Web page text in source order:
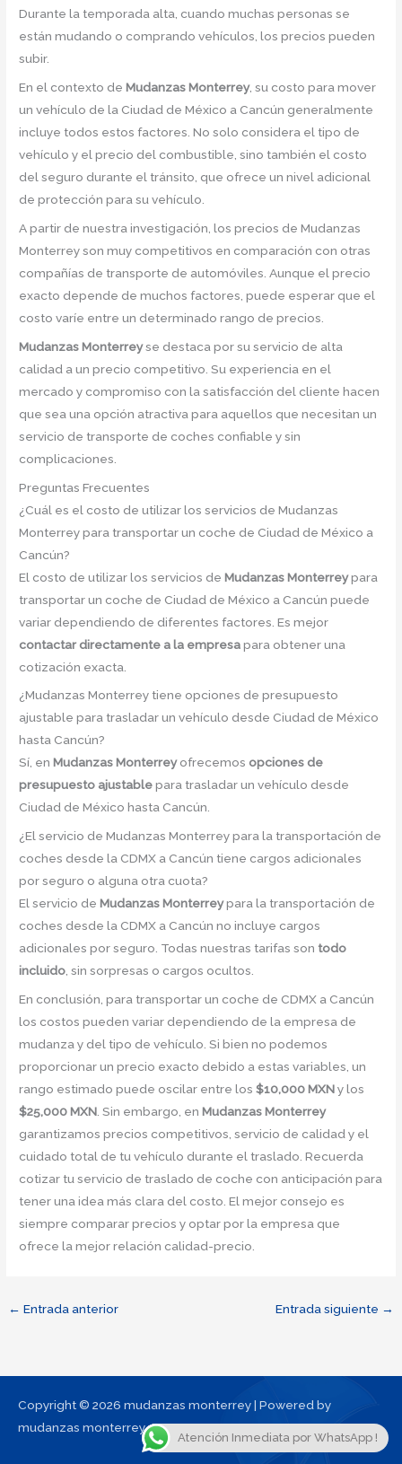
Durante la temporada alta, cuando muchas personas se
están mudando o comprando vehículos, los precios pueden
subir.
En el contexto deMudanzas Monterrey, su costo para mover
un vehículo de la Ciudad de México a Cancún generalmente
incluye todos estos factores. No solo considera el tipo de
vehículo y el precio del combustible, sino también el costo
del seguro durante el tránsito, que ofrece un nivel adicional
de protección para su vehículo.
A partir de nuestra investigación, los precios de Mudanzas
Monterrey son muy competitivos en comparación con otras
compañías de transporte de automóviles. Aunque el precio
exacto depende de muchos factores, puede esperar que el
costo varíe entre un determinado rango de precios.
Mudanzas Monterreyse destaca por su servicio de alta
calidad a un precio competitivo. Su experiencia en el
mercado y compromiso con la satisfacción del cliente hacen
que sea una opción atractiva para aquellos que necesitan un
servicio de transporte de coches confiable y sin
complicaciones.
Preguntas Frecuentes
¿Cuál es el costo de utilizar los servicios de Mudanzas
Monterrey para transportar un coche de Ciudad de México a
Cancún?
El costo de utilizar los servicios deMudanzas Monterreypara
transportar un coche de Ciudad de México a Cancún puede
variar dependiendo de diferentes factores. Es mejor
contactar directamente a la empresapara obtener una
cotización exacta.
¿Mudanzas Monterrey tiene opciones de presupuesto
ajustable para trasladar un vehículo desde Ciudad de México
hasta Cancún?
Sí, enMudanzas Monterreyofrecemos opciones de
presupuesto ajustablepara trasladar un vehículo desde
Ciudad de México hasta Cancún.
¿El servicio de Mudanzas Monterrey para la transportación de
coches desde la CDMX a Cancún tiene cargos adicionales
por seguro o alguna otra cuota?
El servicio deMudanzas Monterreypara la transportación de
coches desde la CDMX a Cancún no incluye cargos
adicionales por seguro. Todas nuestras tarifas son todo
incluido , sin sorpresas o cargos ocultos.
En conclusión, para transportar un coche de CDMX a Cancún
los costos pueden variar dependiendo de la empresa de
mudanza y del tipo de vehículo. Si bien no podemos
proporcionar un precio exacto debido a estas variables, un
rango estimado puede oscilar entre los$10,000 MXNy los
$25,000 MXN . Sin embargo, enMudanzas Monterrey
garantizamos precios competitivos, servicio de calidad y el
cuidado total de tu vehículo durante el traslado. Recuerda
cotizar tu servicio de traslado de coche con anticipación para
tener una idea más clara del costo. El mejor consejo es
siempre comparar precios y optar por la empresa que
ofrece la mejor relación calidad-precio.
← Entrada anterior Entrada siguiente →
Copyright © 2026 mudanzas monterrey | Powered by
mudanzas monterrey
Atención Inmediata por WhatsApp !